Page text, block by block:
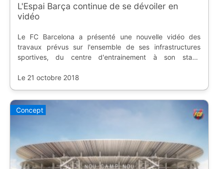
L'Espai Barça continue de se dévoiler en
vidéo
Le FC Barcelona a présenté une nouvelle vidéo des
travaux prévus sur l'ensemble de ses infrastructures
sportives, du centre d'entrainement à son stade
Le 21 octobre 2018
Concept